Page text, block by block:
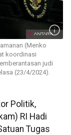
(Menko
koordinasi
judi
(23/4/2024).
Politik,
RI Hadi
Tugas